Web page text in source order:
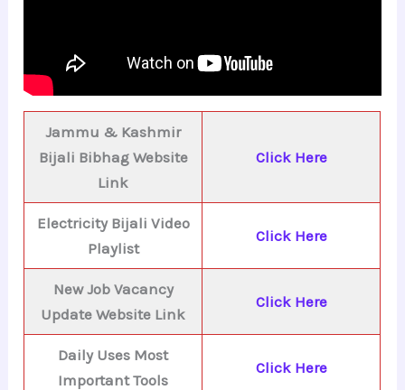
Jammu & Kashmir
Bijali Bibhag Website
Link
Click Here
Electricity Bijali Video
Playlist
Click Here
New Job Vacancy
Update Website Link
Click Here
Daily Uses Most
Important Tools
Click Here